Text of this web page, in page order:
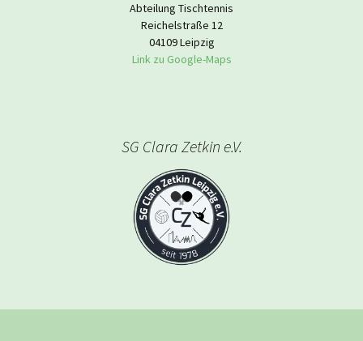
Abteilung Tischtennis
Reichelstraße 12
04109 Leipzig
Link zu Google-Maps
SG Clara Zetkin e.V.